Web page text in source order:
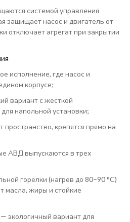
системой управления
защищает насос и двигатель от
отключает агрегат при закрытии
исполнение, где насос и
корпусе;
вариант с жесткой
напольной установки;
крепятся прямо на
АВД выпускаются в трех
горелки (нагрев до 80–90 °C)
масла, жиры и стойкие
экологичный вариант для